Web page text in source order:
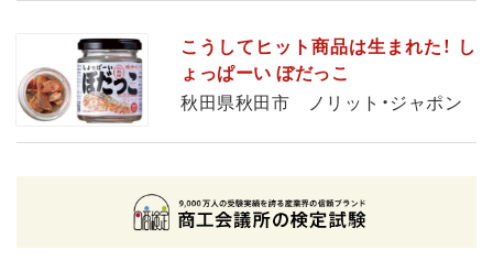
こうしてヒット商品は生まれた！ し
ょっぱーい ぼだっこ
秋田県秋田市 ノリット・ジャポン